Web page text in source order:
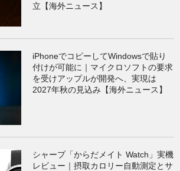
立【海外ニュース】
iPhoneでコピーしてWindowsで貼り
付けが可能に｜マイクロソフトの要求
を受けアップルが開発へ、実現は
2027年秋の見込み【海外ニュース】
シャープ「からだメイト Watch」実機
レビュー｜摂取カロリー自動測定とサ